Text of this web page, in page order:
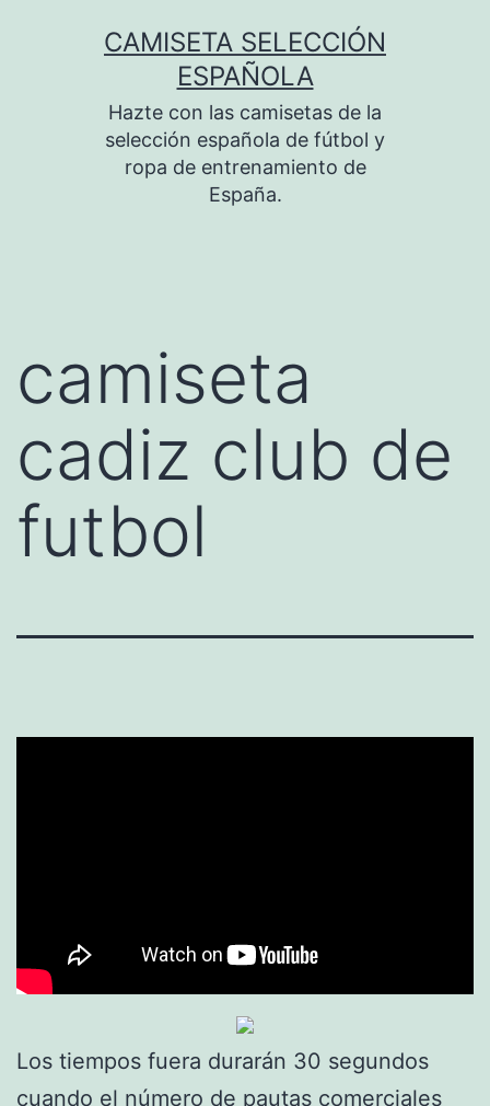
CAMISETA SELECCIÓN
ESPAÑOLA
Hazte con las camisetas de la
selección española de fútbol y
ropa de entrenamiento de
España.
camiseta
cadiz club de
futbol
Los tiempos fuera durarán 30 segundos
cuando el número de pautas comerciales